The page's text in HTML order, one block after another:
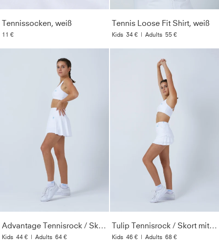
Tennissocken, weiß
11 €
Tennis Loose Fit Shirt, weiß
Kids 34 € | Adults 55 €
Advantage Tennisrock / Skort mit Ballhalter, weiß
Kids 44 € | Adults 64 €
Tulip Tennisrock / Skort mit Taschen, weiß
Kids 46 € | Adults 68 €